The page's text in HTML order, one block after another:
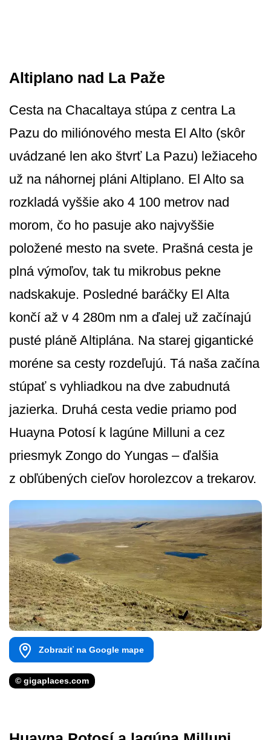
Altiplano nad La Paže
Cesta na Chacaltaya stúpa z centra La
Pazu do miliónového mesta El Alto (skôr
uvádzané len ako štvrť La Pazu) ležiaceho
už na náhornej pláni Altiplano. El Alto sa
rozkladá vyššie ako 4 100 metrov nad
morom, čo ho pasuje ako najvyššie
položené mesto na svete. Prašná cesta je
plná výmoľov, tak tu mikrobus pekne
nadskakuje. Posledné baráčky El Alta
končí až v 4 280m nm a ďalej už začínajú
pusté pláně Altiplána. Na starej gigantické
moréne sa cesty rozdeľujú. Tá naša začína
stúpať s vyhliadkou na dve zabudnutá
jazierka. Druhá cesta vedie priamo pod
Huayna Potosí k lagúne Milluni a cez
priesmyk Zongo do Yungas – ďalšia
z obľúbených cieľov horolezcov a trekarov.
Zobraziť na Google mape
© gigaplaces.com